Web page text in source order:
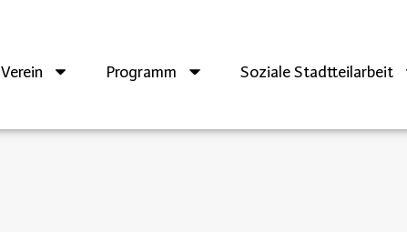
Verein Programm Soziale Stadtteilarbeit